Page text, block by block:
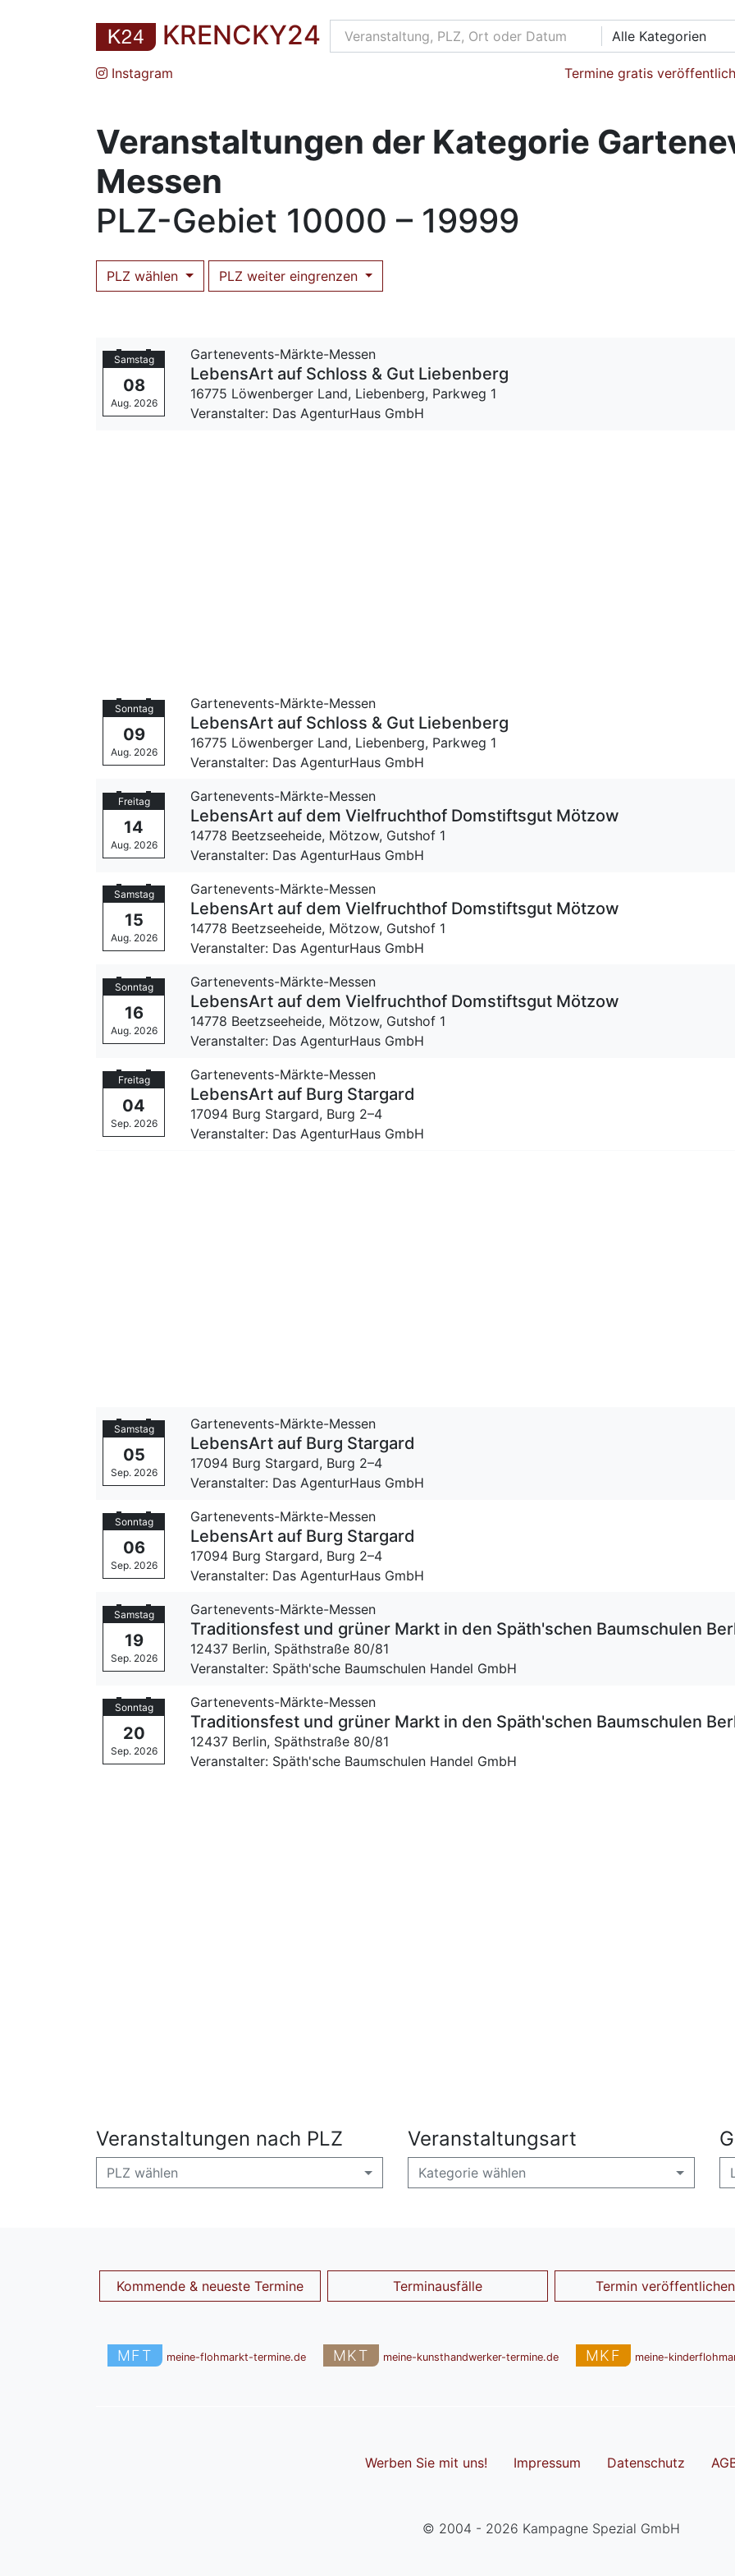
KRENCKY24 Alle Kategorien
Instagram Termine gratis
Veranstaltungen der Kategorie
Messen
PLZ-Gebiet 10000 – 19999
PLZ wählen PLZ weiter eingrenzen
Samstag
08
Aug. 2026
Gartenevents-Märkte-Messen
LebensArt auf Schloss & Gut Liebenberg
16775 Löwenberger Land, Liebenberg, Parkweg 1
Veranstalter: Das AgenturHaus GmbH
Sonntag
09
Aug. 2026
Gartenevents-Märkte-Messen
LebensArt auf Schloss & Gut Liebenberg
16775 Löwenberger Land, Liebenberg, Parkweg 1
Veranstalter: Das AgenturHaus GmbH
Freitag
14
Aug. 2026
Gartenevents-Märkte-Messen
LebensArt auf dem Vielfruchthof Domstiftsgut Mötzow
14778 Beetzseeheide, Mötzow, Gutshof 1
Veranstalter: Das AgenturHaus GmbH
Samstag
15
Aug. 2026
Gartenevents-Märkte-Messen
LebensArt auf dem Vielfruchthof Domstiftsgut Mötzow
14778 Beetzseeheide, Mötzow, Gutshof 1
Veranstalter: Das AgenturHaus GmbH
Sonntag
16
Aug. 2026
Gartenevents-Märkte-Messen
LebensArt auf dem Vielfruchthof Domstiftsgut Mötzow
14778 Beetzseeheide, Mötzow, Gutshof 1
Veranstalter: Das AgenturHaus GmbH
Freitag
04
Sep. 2026
Gartenevents-Märkte-Messen
LebensArt auf Burg Stargard
17094 Burg Stargard, Burg 2–4
Veranstalter: Das AgenturHaus GmbH
Samstag
05
Sep. 2026
Gartenevents-Märkte-Messen
LebensArt auf Burg Stargard
17094 Burg Stargard, Burg 2–4
Veranstalter: Das AgenturHaus GmbH
Sonntag
06
Sep. 2026
Gartenevents-Märkte-Messen
LebensArt auf Burg Stargard
17094 Burg Stargard, Burg 2–4
Veranstalter: Das AgenturHaus GmbH
Samstag
19
Sep. 2026
Gartenevents-Märkte-Messen
Traditionsfest und grüner Markt in den Späth'schen Baumschulen
12437 Berlin, Späthstraße 80/81
Veranstalter: Späth'sche Baumschulen Handel GmbH
Sonntag
20
Sep. 2026
Gartenevents-Märkte-Messen
Traditionsfest und grüner Markt in den Späth'schen Baumschulen
12437 Berlin, Späthstraße 80/81
Veranstalter: Späth'sche Baumschulen Handel GmbH
Veranstaltungen nach PLZ
PLZ wählen
Veranstaltungsart
Kategorie wählen
Kommende & neueste Termine Terminausfälle Termin veröffentlichen
MFT meine-flohmarkt-termine.de MKT meine-kunsthandwerker-termine.de MKF meine-
Werben Sie mit uns! Impressum Datenschutz
© 2004 - 2026 Kampagne Spezial GmbH